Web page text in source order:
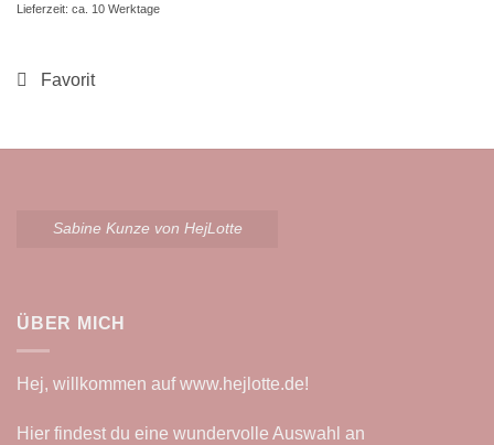
Lieferzeit: ca. 10 Werktage
Sabine Kunze von HejLotte
ÜBER MICH
Hej, willkommen aufwww.hejlotte.de!
Hier findest du eine wundervolle Auswahl an